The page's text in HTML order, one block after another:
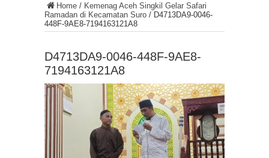
Home / Kemenag Aceh Singkil Gelar Safari
Ramadan di Kecamatan Suro / D4713DA9-0046-
448F-9AE8-7194163121A8
D4713DA9-0046-448F-9AE8-
7194163121A8